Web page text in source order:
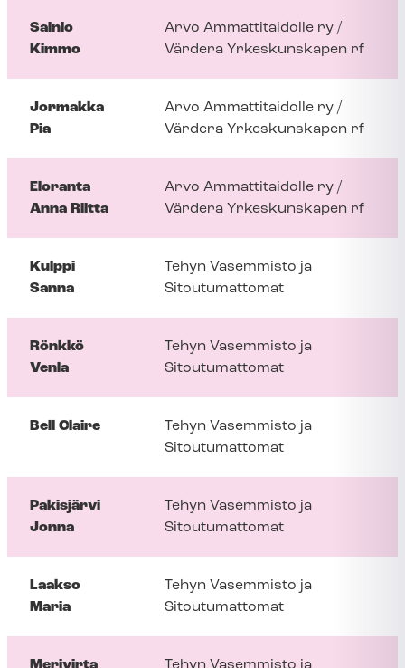
Sainio
Kimmo
Arvo Ammattitaidolle ry /
Värdera Yrkeskunskapen rf
Jormakka
Pia
Arvo Ammattitaidolle ry /
Värdera Yrkeskunskapen rf
Eloranta
Anna Riitta
Arvo Ammattitaidolle ry /
Värdera Yrkeskunskapen rf
Kulppi
Sanna
Tehyn Vasemmisto ja
Sitoutumattomat
Rönkkö
Venla
Tehyn Vasemmisto ja
Sitoutumattomat
Bell Claire
Tehyn Vasemmisto ja
Sitoutumattomat
Pakisjärvi
Jonna
Tehyn Vasemmisto ja
Sitoutumattomat
Laakso
Maria
Tehyn Vasemmisto ja
Sitoutumattomat
Merivirta
Tehyn Vasemmisto ja